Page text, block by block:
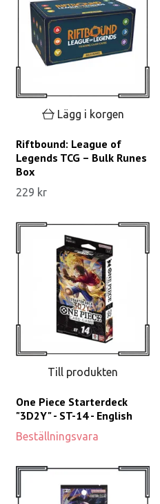
Lägg i korgen
Riftbound: League of
Legends TCG – Bulk Runes
Box
229 kr
Till produkten
One Piece Starterdeck
"3D2Y" - ST-14 - English
Beställningsvara